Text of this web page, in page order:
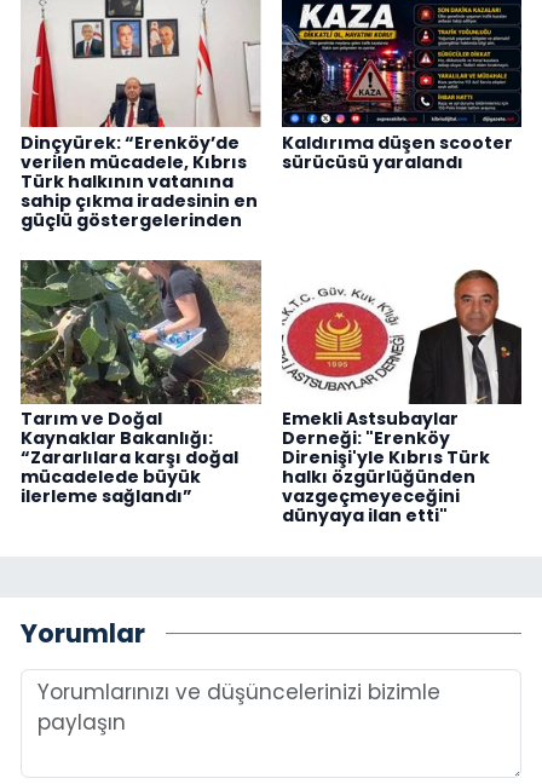
Dinçyürek: “Erenköy’de
verilen mücadele, Kıbrıs
Türk halkının vatanına
sahip çıkma iradesinin en
güçlü göstergelerinden
Kaldırıma düşen scooter
sürücüsü yaralandı
Tarım ve Doğal
Kaynaklar Bakanlığı:
“Zararlılara karşı doğal
mücadelede büyük
ilerleme sağlandı”
Emekli Astsubaylar
Derneği: "Erenköy
Direnişi'yle Kıbrıs Türk
halkı özgürlüğünden
vazgeçmeyeceğini
dünyaya ilan etti"
Yorumlar